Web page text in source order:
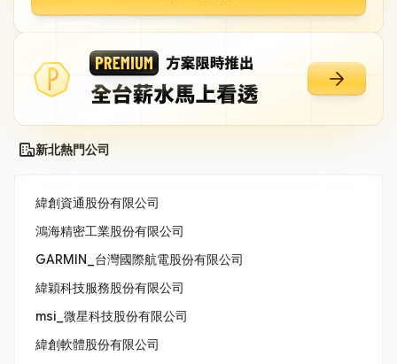
新北熱門公司
緯創資通股份有限公司
鴻海精密工業股份有限公司
GARMIN_台灣國際航電股份有限公司
緯穎科技服務股份有限公司
msi_微星科技股份有限公司
緯創軟體股份有限公司